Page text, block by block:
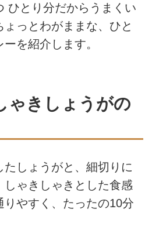
ひとり分だからうまくい
ょっとわがままな、ひと
を紹介します。
ゃきしょうがの
しょうがと、細切りに
しゃきしゃきとした食感
りやすく、たったの10分